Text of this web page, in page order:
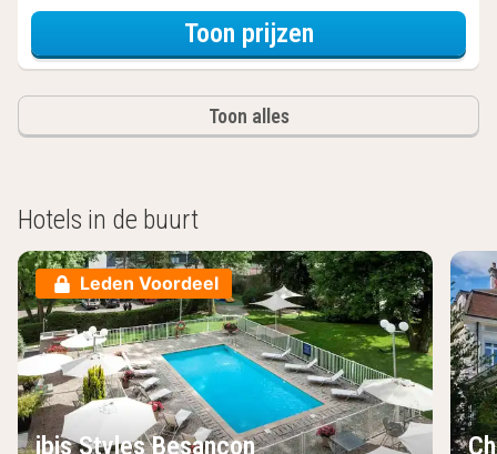
Toon prijzenvoor
Toon alles
Hotels in de buurt
Leden Voordeel
ibis Styles Besançon